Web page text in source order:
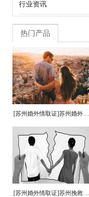
行业资讯
热门产品
[苏州婚外情取证]苏州婚外情
种结局
[苏州婚外情取证]苏州挽救婚